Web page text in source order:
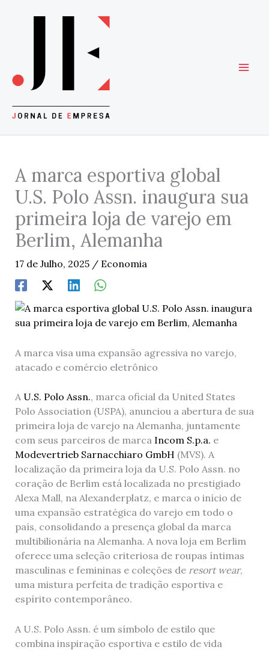
A marca esportiva global
U.S. Polo Assn. inaugura sua
primeira loja de varejo em
Berlim, Alemanha
17 de Julho, 2025 / Economia
A marca visa uma expansão agressiva no varejo,
atacado e comércio eletrônico
A U.S. Polo Assn., marca oficial da United States
Polo Association (USPA), anunciou a abertura de sua
primeira loja de varejo na Alemanha, juntamente
com seus parceiros de marca Incom S.p.a. e
Modevertrieb Sarnacchiaro GmbH (MVS). A
localização da primeira loja da U.S. Polo Assn. no
coração de Berlim está localizada no prestigiado
Alexa Mall, na Alexanderplatz, e marca o início de
uma expansão estratégica do varejo em todo o
país, consolidando a presença global da marca
multibilionária na Alemanha. A nova loja em Berlim
oferece uma seleção criteriosa de roupas íntimas
masculinas e femininas e coleções de resort wear,
uma mistura perfeita de tradição esportiva e
espírito contemporâneo.
A U.S. Polo Assn. é um símbolo de estilo que
combina inspiração esportiva e estilo de vida